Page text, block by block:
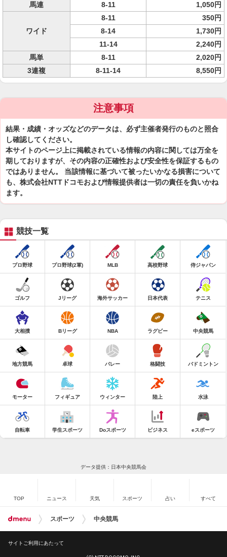
馬連
8-11 1,050円
ワイド
8-11
350円
8-14
1,730円
11-14
2,240円
馬単
8-11
2,020円
3連複
8-11-14 8,550円
注意事項
結果・成績・オッズなどのデータは、必ず主催者発行のものと照合
し確認してください。
本サイトのページ上に掲載されている情報の内容に関しては万全を
期しておりますが、その内容の正確性および安全性を保証するもの
ではありません。 当該情報に基づいて被ったいかなる損害について
も、株式会社NTTドコモおよび情報提供者は一切の責任を負いかね
ます。
競技一覧
プロ野球 プロ野球(2軍) MLB 高校野球 侍ジャパン
ゴルフ Jリーグ 海外サッカー 日本代表 テニス
大相撲 Bリーグ NBA ラグビー 中央競馬
地方競馬 卓球 バレー 格闘技 バドミントン
モーター フィギュア ウィンター 陸上 水泳
自転車 学生スポーツ Doスポーツ ビジネス eスポーツ
データ提供：日本中央競馬会
TOP ニュース 天気 スポーツ 占い すべて
スポーツ 中央競馬
サイトご利用にあたって